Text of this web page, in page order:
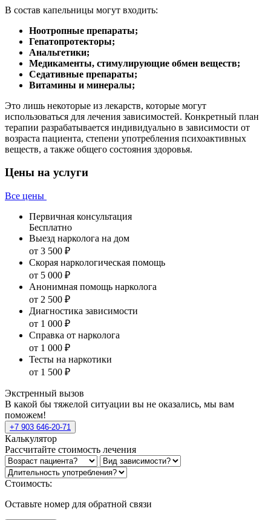
В состав капельницы могут входить:
Ноотропные препараты;
Гепатопротекторы;
Анальгетики;
Медикаменты, стимулирующие обмен веществ;
Седативные препараты;
Витамины и минералы;
Это лишь некоторые из лекарств, которые могут
использоваться для лечения зависимостей. Конкретный план
терапии разрабатывается индивидуально в зависимости от
возраста пациента, степени употребления психоактивных
веществ, а также общего состояния здоровья.
Цены на услуги
Все цены
Первичная консультация
Бесплатно
Выезд нарколога на дом
от 3 500 ₽
Скорая наркологическая помощь
от 5 000 ₽
Анонимная помощь нарколога
от 2 500 ₽
Диагностика зависимости
от 1 000 ₽
Справка от нарколога
от 1 000 ₽
Тесты на наркотики
от 1 500 ₽
Экстренный вызов
В какой бы тяжелой ситуации вы не оказались, мы вам
поможем!
+7 903 646-20-71
Калькулятор
Рассчитайте стоимость лечения
Стоимость:
Оставьте номер для обратной связи